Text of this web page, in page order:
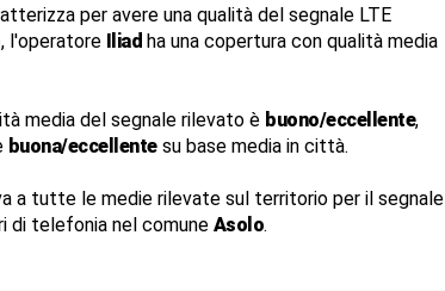
per avere una qualità del segnale LTE
, l'operatore Iliad ha una copertura con qualità media
media del segnale rilevato è buono/eccellente,
buona/eccellentesu base media in città.
a tutte le medie rilevate sul territorio per il segnale
di telefonia nel comune Asolo.